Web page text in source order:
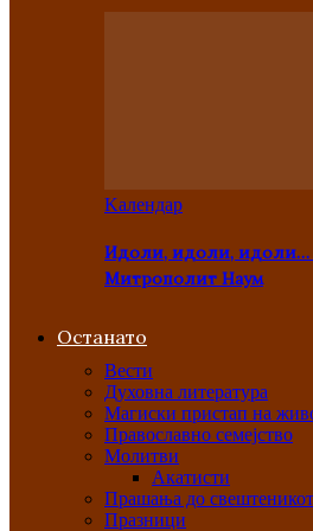
Kалендар
Идоли, идоли, идоли…
Митрополит Наум
Останато
Вести
Духовна литература
Магиски пристап на
Православно семејство
Молитви
Акатисти
Прашања до свештеникот
Празници